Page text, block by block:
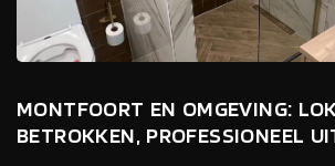
MONTFOORT EN OMGEVING:
BETROKKEN, PROFESSIONEEL